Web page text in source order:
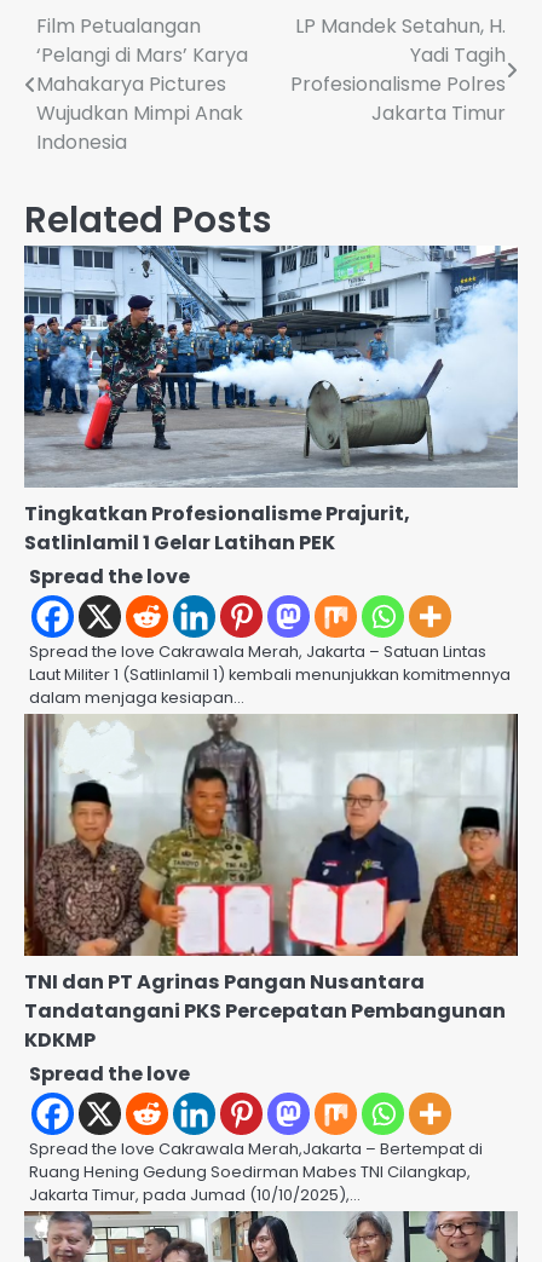
Navigasi
pos
Film Petualangan
‘Pelangi di Mars’ Karya
Mahakarya Pictures
Wujudkan Mimpi Anak
Indonesia
LP Mandek Setahun, H.
Yadi Tagih
Profesionalisme Polres
Jakarta Timur
Related Posts
Tingkatkan Profesionalisme Prajurit,
Satlinlamil 1 Gelar Latihan PEK
Spread the love
Spread the love Cakrawala Merah, Jakarta – Satuan Lintas
Laut Militer 1 (Satlinlamil 1) kembali menunjukkan komitmennya
dalam menjaga kesiapan…
TNI dan PT Agrinas Pangan Nusantara
Tandatangani PKS Percepatan Pembangunan
KDKMP
Spread the love
Spread the love Cakrawala Merah,Jakarta – Bertempat di
Ruang Hening Gedung Soedirman Mabes TNI Cilangkap,
Jakarta Timur, pada Jumad (10/10/2025),…